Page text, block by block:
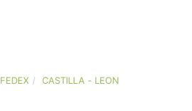
FEDEX CASTILLA - LEON